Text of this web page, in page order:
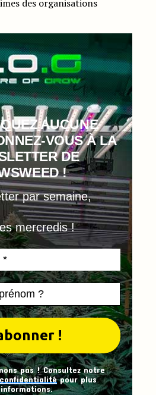
des organisations
AUCUNE
VOUS À LA
DE
!
par semaine,
mercredis !
pas ! Consultez notre
pour plus